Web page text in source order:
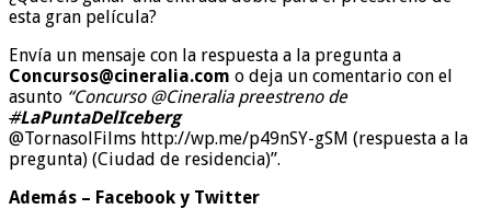
esta gran película?
Envía un mensaje con la respuesta a la pregunta a
Concursos@cineralia.com o deja un comentario con el
asunto “Concurso @Cineraliapreestreno de
#LaPuntaDelIceberg
@TornasolFilms http://wp.me/p49nSY-gSM (respuesta a la
pregunta) (Ciudad de residencia)”.
Además – Facebook y Twitter